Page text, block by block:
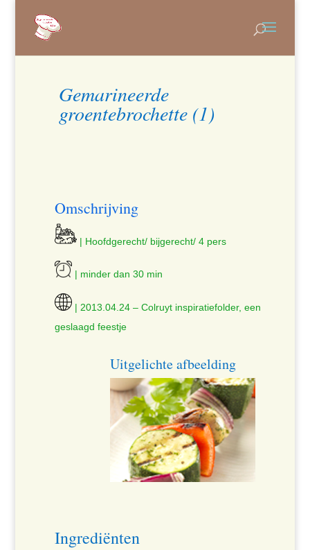
Gemarineerde
groentebrochette (1)
Omschrijving
| Hoofdgerecht/ bijgerecht/ 4 pers
| minder dan 30 min
| 2013.04.24 – Colruyt inspiratiefolder, een
geslaagd feestje
Uitgelichte afbeelding
Ingrediënten